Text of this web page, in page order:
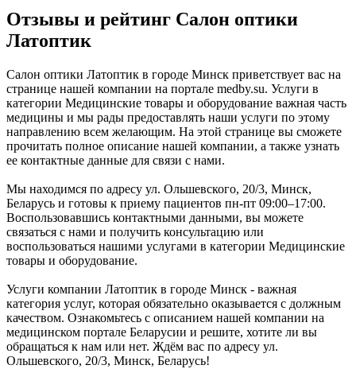
Отзывы и рейтинг Салон оптики
Латоптик
Салон оптики Латоптик в городе Минск приветствует вас на
странице нашей компании на портале medby.su. Услуги в
категории Медицинские товары и оборудование важная часть
медицины и мы рады предоставлять наши услуги по этому
направлению всем желающим. На этой странице вы сможете
прочитать полное описание нашей компании, а также узнать
ее контактные данные для связи с нами.
Мы находимся по адресу ул. Ольшевского, 20/3, Минск,
Беларусь и готовы к приему пациентов пн-пт 09:00–17:00.
Воспользовавшись контактными данными, вы можете
связаться с нами и получить консультацию или
воспользоваться нашими услугами в категории Медицинские
товары и оборудование.
Услуги компании Латоптик в городе Минск - важная
категория услуг, которая обязательно оказывается с должным
качеством. Ознакомьтесь с описанием нашей компании на
медицинском портале Беларусии и решите, хотите ли вы
обращаться к нам или нет. Ждём вас по адресу ул.
Ольшевского, 20/3, Минск, Беларусь!